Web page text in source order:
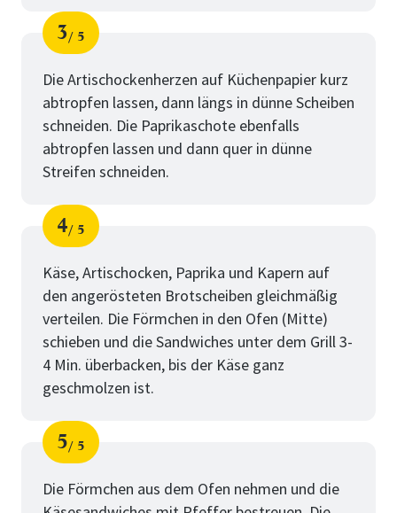
Schritt
3
von
5
Die Artischockenherzen auf Küchenpapier kurz
abtropfen lassen, dann längs in dünne Scheiben
schneiden. Die Paprikaschote ebenfalls
abtropfen lassen und dann quer in dünne
Streifen schneiden.
Schritt
4
von
5
Käse, Artischocken, Paprika und Kapern auf
den angerösteten Brotscheiben gleichmäßig
verteilen. Die Förmchen in den Ofen (Mitte)
schieben und die Sandwiches unter dem Grill 3-
4 Min. überbacken, bis der Käse ganz
geschmolzen ist.
Schritt
5
von
5
Die Förmchen aus dem Ofen nehmen und die